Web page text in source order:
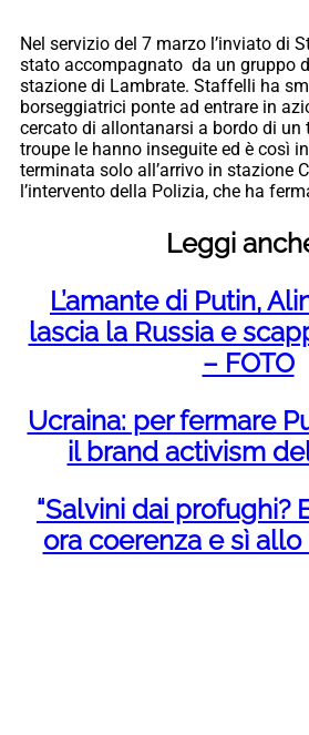
Nel servizio del 7 marzo l’inviato di
stato accompagnato da un gruppo
stazione di Lambrate. Staffelli ha
borseggiatrici ponte ad entrare in
cercato di allontanarsi a bordo di un
troupe le hanno inseguite ed è così
terminata solo all’arrivo in stazione
l’intervento della Polizia, che ha
Leggi
L’amante di Putin,
lascia la Russia e
– FOTO
Ucraina: per fermare
il brand activism
“Salvini dai profughi?
ora coerenza e sì allo